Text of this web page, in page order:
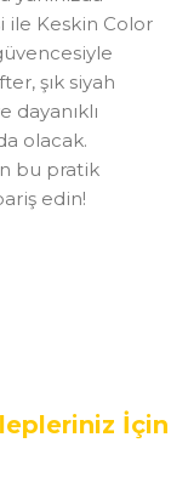
ile Keskin Color
şık siyah
dayanıklı
olacak.
bu pratik
edin!
İçin